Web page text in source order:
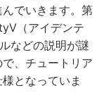
でいきます。第
（アイデンテ
などの説明が謎
、チュートリア
となっていま